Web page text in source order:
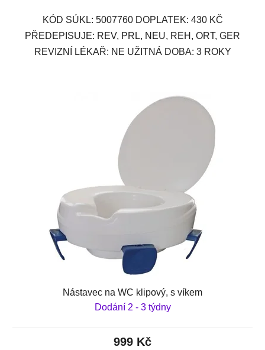
KÓD SÚKL: 5007760 DOPLATEK: 430 KČ
PŘEDEPISUJE: REV, PRL, NEU, REH, ORT, GER
REVIZNÍ LÉKAŘ: NE UŽITNÁ DOBA: 3 ROKY
Nástavec na WC klipový, s víkem
Dodání 2 - 3 týdny
999 Kč